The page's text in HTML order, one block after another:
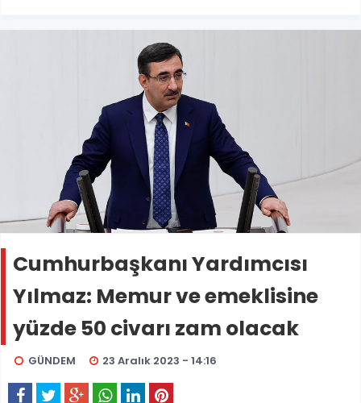
Cumhurbaşkanı Yardımcısı
Yılmaz: Memur ve emeklisine
yüzde 50 civarı zam olacak
GÜNDEM 23 Aralık 2023 - 14:16